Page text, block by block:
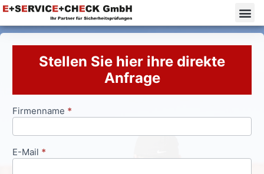
Stellen Sie hier ihre direkte
Anfrage
Anfrageformular
Firmenname *
E-Mail *